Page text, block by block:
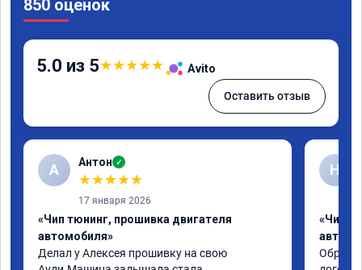
850 оценок
5.0 из 5★★★★★ Avito
Оставить отзыв
А Антон ✓
★★★★★
17 января 2026
«Чип тюнинг, прошивка двигателя
автомобиля»
Делал у Алексея прошивку на свою
Н
«Чип